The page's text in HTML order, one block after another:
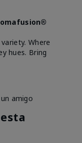
Where
hues. Bring
amigo